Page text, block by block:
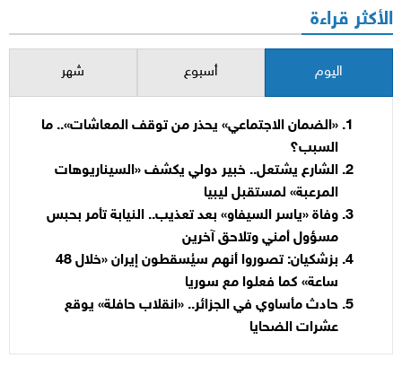
الأكثر قراءة
اليوم أسبوع شهر
«الضمان الاجتماعي» يحذر من توقف المعاشات».. ما
السبب؟
الشارع يشتعل.. خبير دولي يكشف «السيناريوهات
المرعبة» لمستقبل ليبيا
وفاة «ياسر السيفاو» بعد تعذيب.. النيابة تأمر بحبس
مسؤول أمني وتلاحق آخرين
بزشكيان: تصوروا أنهم سيُسقطون إيران «خلال 48
ساعة» كما فعلوا مع سوريا
حادث مأساوي في الجزائر.. «انقلاب حافلة» يوقع
عشرات الضحايا